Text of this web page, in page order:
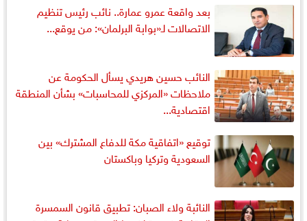
بعد واقعة عمرو عمارة.. نائب رئيس تنظيم
الاتصالات لـ«بوابة البرلمان»: من يوقع...
النائب حسين هريدي يسأل الحكومة عن
ملاحظات «المركزي للمحاسبات» بشأن المنطقة
اقتصادية...
توقيع «اتفاقية مكة للدفاع المشترك» بين
السعودية وتركيا وباكستان
النائبة ولاء الصبان: تطبيق قانون السمسرة